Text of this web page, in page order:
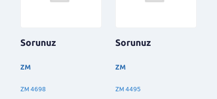
Sorunuz
ZM
ZM 4698
Sorunuz
ZM
ZM 4495